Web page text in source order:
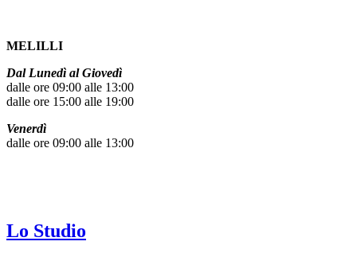
MELILLI
Dal Lunedì al Giovedì
dalle ore 09:00 alle 13:00
dalle ore 15:00 alle 19:00
Venerdì
dalle ore 09:00 alle 13:00
Lo Studio